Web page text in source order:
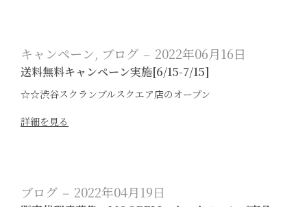
キャンペーン, ブログ 2022年06月16日
送料無料キャンペーン実施[6/15-7/15]
☆☆渋谷スクランブルスクエア店のオープン
詳細を見る
ブログ 2022年04月19日